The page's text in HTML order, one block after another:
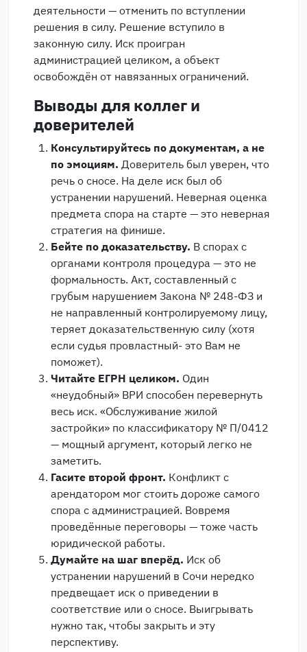
деятельности — отменить по вступлении
решения в силу. Решение вступило в
законную силу. Иск проигран
администрацией целиком, а объект
освобождён от навязанных ограничений.
Выводы для коллег и
доверителей
Консультируйтесь по документам, а не
по эмоциям. Доверитель был уверен, что
речь о сносе. На деле иск был об
устранении нарушений. Неверная оценка
предмета спора на старте — это неверная
стратегия на финише.
Бейте по доказательству. В спорах с
органами контроля процедура — это не
формальность. Акт, составленный с
грубым нарушением Закона № 248-ФЗ и
не направленный контролируемому лицу,
теряет доказательственную силу (хотя
если судья провластный- это Вам не
поможет).
Читайте ЕГРН целиком. Один
«неудобный» ВРИ способен перевернуть
весь иск. «Обслуживание жилой
застройки» по классификатору № П/0412
— мощный аргумент, который легко не
заметить.
Гасите второй фронт. Конфликт с
арендатором мог стоить дороже самого
спора с администрацией. Вовремя
проведённые переговоры — тоже часть
юридической работы.
Думайте на шаг вперёд. Иск об
устранении нарушений в Сочи нередко
предвещает иск о приведении в
соответствие или о сносе. Выигрывать
нужно так, чтобы закрыть и эту
перспективу.